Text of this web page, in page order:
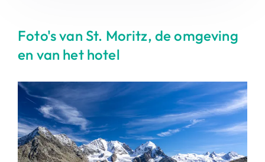
Foto's van St. Moritz, de omgeving
en van het hotel